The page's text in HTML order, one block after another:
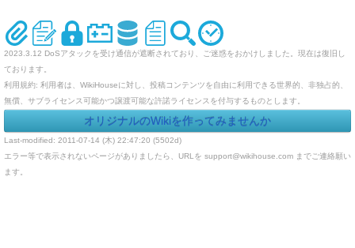
2023.3.12 DoSアタックを受け通信が遮断されており、ご迷惑をおかけしました。現在は復旧し
ております。
利用規約: 利用者は、WikiHouseに対し、投稿コンテンツを自由に利用できる世界的、非独占的、
無償、サブライセンス可能かつ譲渡可能な許諾ライセンスを付与するものとします。
オリジナルのWikiを作ってみませんか
Last-modified: 2011-07-14 (木) 22:47:20 (5502d)
エラー等で表示されないページがありましたら、URLを support@wikihouse.com までご連絡願い
ます。